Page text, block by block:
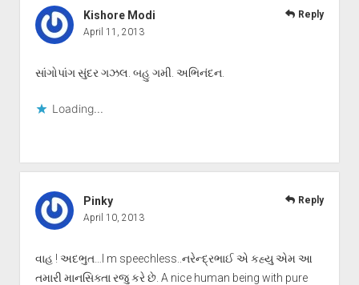
Kishore Modi
April 11, 2013
સાંગોપાંગ સુંદર ગઝલ. બહુ ગમી. અભિનંદન.
Loading...
Reply
Pinky
April 10, 2013
વાહ ! અદભુત…I m speechless..નરેન્દ્રભાઈ એ કહ્યુ એમ આ
તમારી માનસિક્તા રજુ કરે છે. A nice human being with pure
Reply